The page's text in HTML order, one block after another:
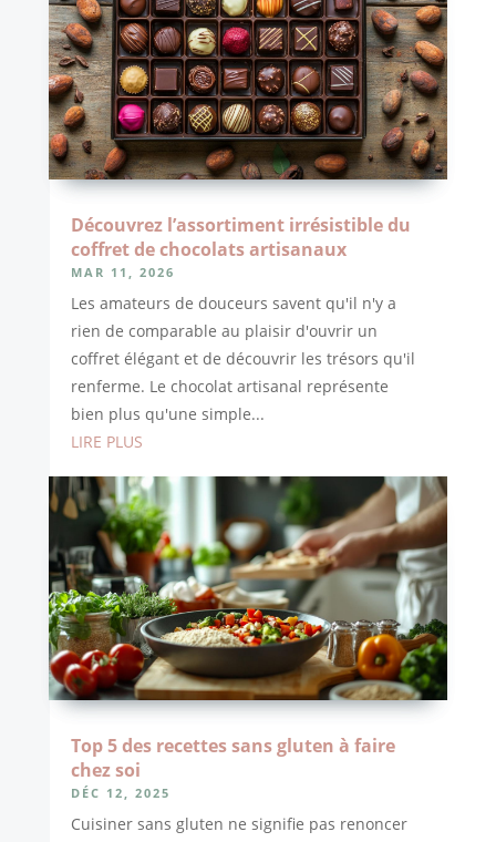
Découvrez l’assortiment irrésistible du
coffret de chocolats artisanaux
MAR 11, 2026
Les amateurs de douceurs savent qu'il n'y a
rien de comparable au plaisir d'ouvrir un
coffret élégant et de découvrir les trésors qu'il
renferme. Le chocolat artisanal représente
bien plus qu'une simple...
LIRE PLUS
Top 5 des recettes sans gluten à faire
chez soi
DÉC 12, 2025
Cuisiner sans gluten ne signifie pas renoncer